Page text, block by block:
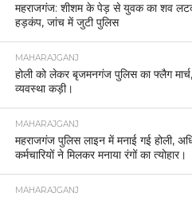
महराजगंज: शीशम के पेड़ से युवक का शव
हड़कंप, जांच में जुटी पुलिस
MAHARAJGANJ
होली को लेकर बृजमनगंज पुलिस का फ्लैग मार्च,
व्यवस्था कड़ी।
MAHARAJGANJ
महराजगंज पुलिस लाइन में मनाई गई होली,
कर्मचारियों ने मिलकर मनाया रंगों का त्योहार।
MAHARAJGANJ